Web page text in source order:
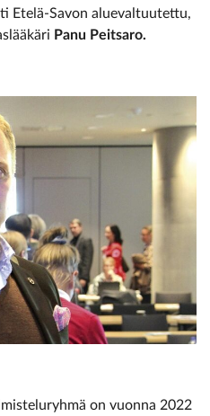
Etelä-Savon aluevaltuutettu,
Panu Peitsaro.
on vuonna 2022